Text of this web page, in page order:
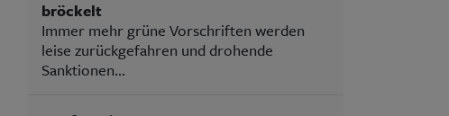
bröckelt
Immer mehr grüne Vorschriften werden
leise zurückgefahren und drohende
Sanktionen...